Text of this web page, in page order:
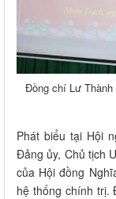
Đồng chí Lư
Phát biểu tại Hội
Đảng ủy, Chủ tịch
của Hội đồng
hệ thống chính trị.